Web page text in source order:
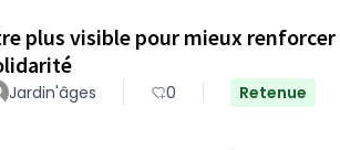
plus visible pour mieux
Jardin'âges 0 Retenue